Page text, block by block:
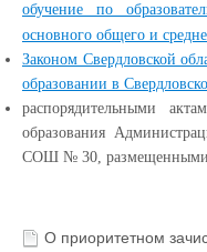
обучение по
основного общего и
Законом Свердловской
образовании в
распорядительными
образования
СОШ № 30,
О приоритетном